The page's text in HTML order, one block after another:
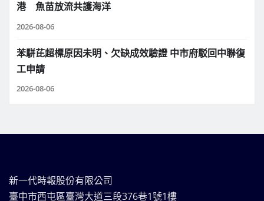
港 魚苗放流共護海洋
2026-08-06
苯駢芘超標原因未明、欠缺成效驗證 中市府駁回中聯復
工申請
2026-08-06
新一代時報股份有限公司
臺中市西屯區臺灣大道三段376巷1號1樓